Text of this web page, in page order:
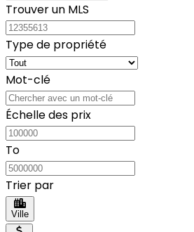
Trouver un MLS
Type de propriété
Mot-clé
Échelle des prix
To
Trier par
Ville